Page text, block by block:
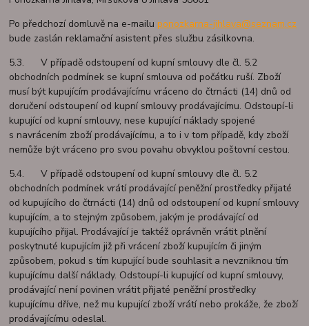
Po předchozí domluvě na e-mailuponozkarna-jihlava@seznam.cz
bude zaslán reklamační asistent přes službu zásilkovna.
5.3. V případě odstoupení od kupní smlouvy dle čl. 5.2
obchodních podmínek se kupní smlouva od počátku ruší. Zboží
musí být kupujícím prodávajícímu vráceno do čtrnácti (14) dnů od
doručení odstoupení od kupní smlouvy prodávajícímu. Odstoupí-li
kupující od kupní smlouvy, nese kupující náklady spojené
s navrácením zboží prodávajícímu, a to i v tom případě, kdy zboží
nemůže být vráceno pro svou povahu obvyklou poštovní cestou.
5.4. V případě odstoupení od kupní smlouvy dle čl. 5.2
obchodních podmínek vrátí prodávající peněžní prostředky přijaté
od kupujícího do čtrnácti (14) dnů od odstoupení od kupní smlouvy
kupujícím, a to stejným způsobem, jakým je prodávající od
kupujícího přijal. Prodávající je taktéž oprávněn vrátit plnění
poskytnuté kupujícím již při vrácení zboží kupujícím či jiným
způsobem, pokud s tím kupující bude souhlasit a nevzniknou tím
kupujícímu další náklady. Odstoupí-li kupující od kupní smlouvy,
prodávající není povinen vrátit přijaté peněžní prostředky
kupujícímu dříve, než mu kupující zboží vrátí nebo prokáže, že zboží
prodávajícímu odeslal.